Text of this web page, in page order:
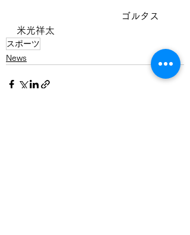
ゴルタス
米光祥太
スポーツ
News